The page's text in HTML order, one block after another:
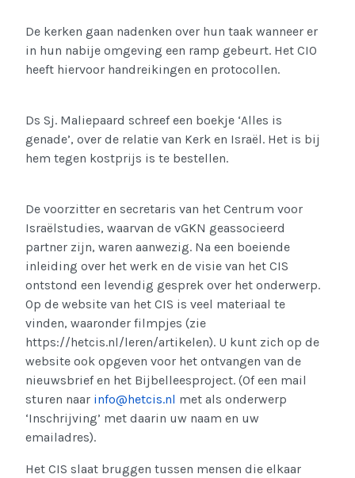
De kerken gaan nadenken over hun taak wanneer er
in hun nabije omgeving een ramp gebeurt. Het CIO
heeft hiervoor handreikingen en protocollen.
Ds Sj. Maliepaard schreef een boekje ‘Alles is
genade’, over de relatie van Kerk en Israël. Het is bij
hem tegen kostprijs is te bestellen.
De voorzitter en secretaris van het Centrum voor
Israëlstudies, waarvan de vGKN geassocieerd
partner zijn, waren aanwezig. Na een boeiende
inleiding over het werk en de visie van het CIS
ontstond een levendig gesprek over het onderwerp.
Op de website van het CIS is veel materiaal te
vinden, waaronder filmpjes (zie
https://hetcis.nl/leren/artikelen). U kunt zich op de
website ook opgeven voor het ontvangen van de
nieuwsbrief en het Bijbelleesproject. (Of een mail
sturen naar info@hetcis.nl met als onderwerp
‘Inschrijving’ met daarin uw naam en uw
emailadres).
Het CIS slaat bruggen tussen mensen die elkaar